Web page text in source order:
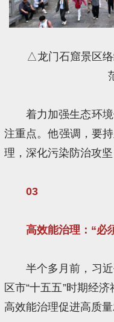
△龙门石窟景区
着力加强生态环
注重点。他强调，要
理，深化污染防治攻
03
高效能治理：“必
半个多月前，习
区市“十五五”时期经
高效能治理促进高质